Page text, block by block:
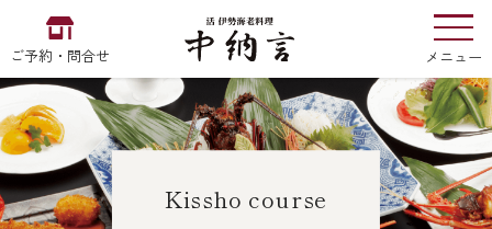
ご予約・問合せ メニュー
中納言のお食い初め
Kissho course